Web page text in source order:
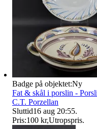
Badge på objektet:Ny
Fat & skål i porslin -
C.T. Porzellan
Sluttid16 aug 20:55.
Pris:100 kr,Utropspris.